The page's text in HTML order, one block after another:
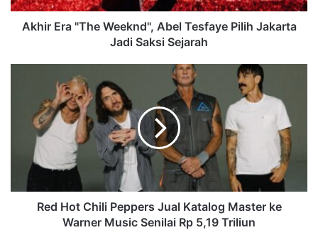
Akhir Era "The Weeknd", Abel Tesfaye Pilih Jakarta
Jadi Saksi Sejarah
Red Hot Chili Peppers Jual Katalog Master ke
Warner Music Senilai Rp 5,19 Triliun